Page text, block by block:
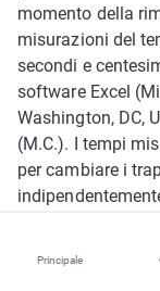
Principale
momento della
misurazioni del
secondi e
software Excel
Washington, DC,
(M.C.). I tempi
per cambiare i